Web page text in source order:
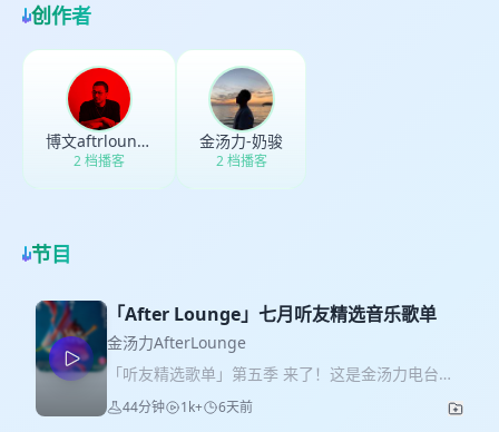
创作者
博文aftrlounge
2 档播客
金汤力-奶骏
2 档播客
节目
「After Lounge」七月听友精选音乐歌单
金汤力AfterLounge
「听友精选歌单」第五季 来了！这是金汤力电台和
可爱的听友们一同共创的系列节目。2026年继续奉
上好听的音乐~博文和奶骏各自solo为大家筛选我们
44分钟 1k+ 6天前